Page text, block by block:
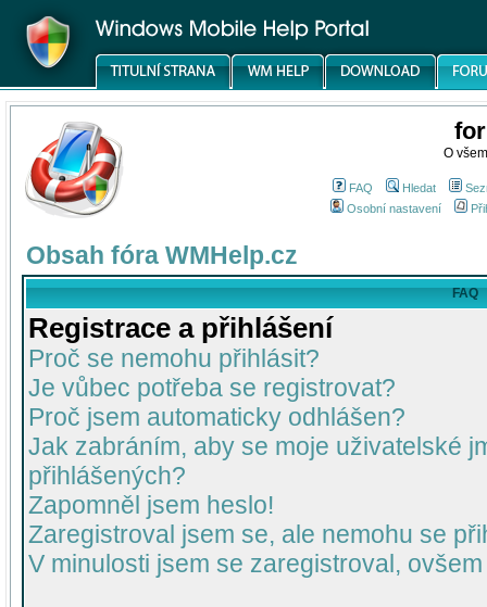
O
FAQ Hledat
Osobní nastavení
Obsah fóra WMHelp.cz
FAQ
Registrace a přihlášení
Proč se nemohu přihlásit?
Je vůbec potřeba se registrovat?
Proč jsem automaticky odhlášen?
Jak zabráním, aby se moje uživatelské
přihlášených?
Zapomněl jsem heslo!
Zaregistroval jsem se, ale nemohu se
V minulosti jsem se zaregistroval,